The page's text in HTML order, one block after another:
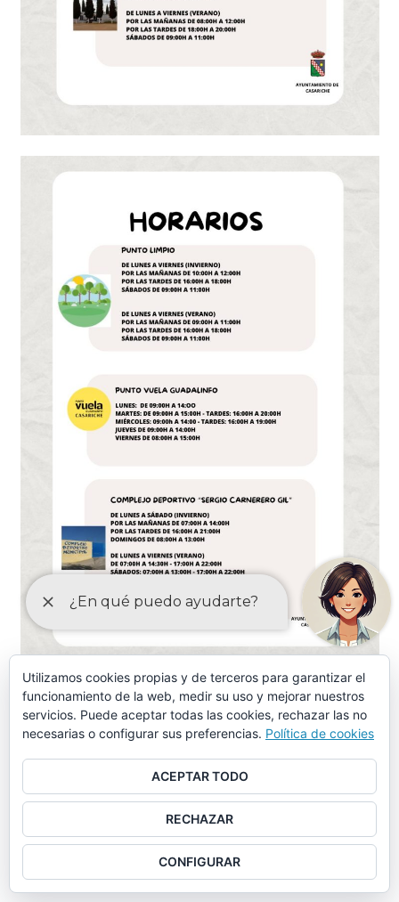
ORDENANZAS MAYO-2024
Ordenanza piscina municipal, instalaciones deportivas y
otros servicios similares (aprobación provisional)
Ordenanza piscina municipal, instalaciones deportivas y
otros servicios similares (tasas)
Ordenanza municipal de limpieza (aprobación provisional)
Utilizamos cookies propias y de terceros para garantizar el
funcionamiento de la web, medir su uso y mejorar nuestros
servicios. Puede aceptar todas las cookies, rechazar las no
necesarias o configurar sus preferencias. Política de cookies
ACEPTAR TODO
RECHAZAR
CONFIGURAR